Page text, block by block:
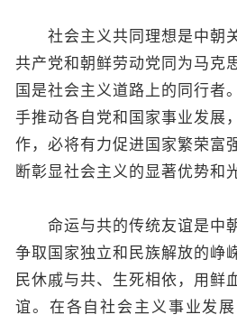
社会主义共同理想是中朝关
共产党和朝鲜劳动党同为马克
国是社会主义道路上的同行者
手推动各自党和国家事业发展
作，必将有力促进国家繁荣富
断彰显社会主义的显著优势和
命运与共的传统友谊是中
争取国家独立和民族解放的峥
民休戚与共、生死相依，用鲜
谊。在各自社会主义事业发